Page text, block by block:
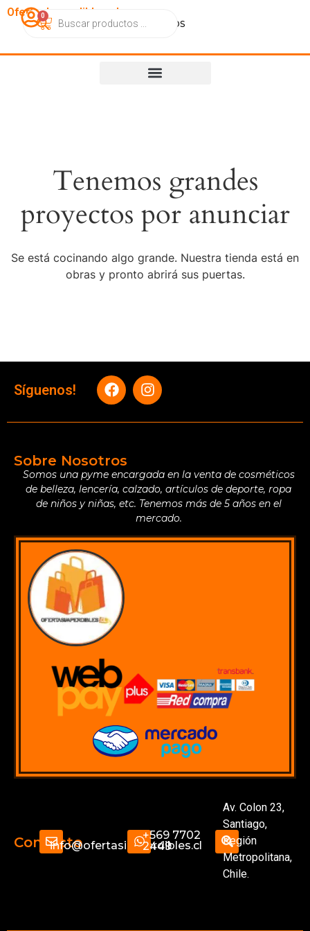
OfertasImperdibles.cl
CatálogoContactoNosotros
0
Tenemos grandes
proyectos por anunciar
Se está cocinando algo grande. Nuestra tienda está en
obras y pronto abrirá sus puertas.
Síguenos!
Sobre Nosotros
Somos una pyme encargada en la venta de cosméticos
de belleza, lencería, calzado, artículos de deporte, ropa
de niños y niñas, etc. Tenemos más de 5 años en el
mercado.
Contactoinfo@ofertasimperdibles.cl
+569 7702
2449
Av. Colon 23,
Santiago,
Región
Metropolitana,
Chile.